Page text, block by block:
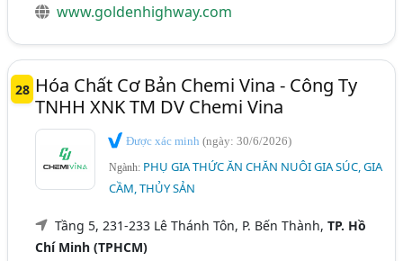
www.goldenhighway.com
28 Hóa Chất Cơ Bản Chemi Vina - Công Ty
TNHH XNK TM DV Chemi Vina
Được xác minh(ngày: 30/6/2026)
Ngành: PHỤ GIA THỨC ĂN CHĂN NUÔI GIA SÚC, GIA
CẦM, THỦY SẢN
Tầng 5, 231-233 Lê Thánh Tôn, P. Bến Thành,TP. Hồ
Chí Minh (TPHCM)